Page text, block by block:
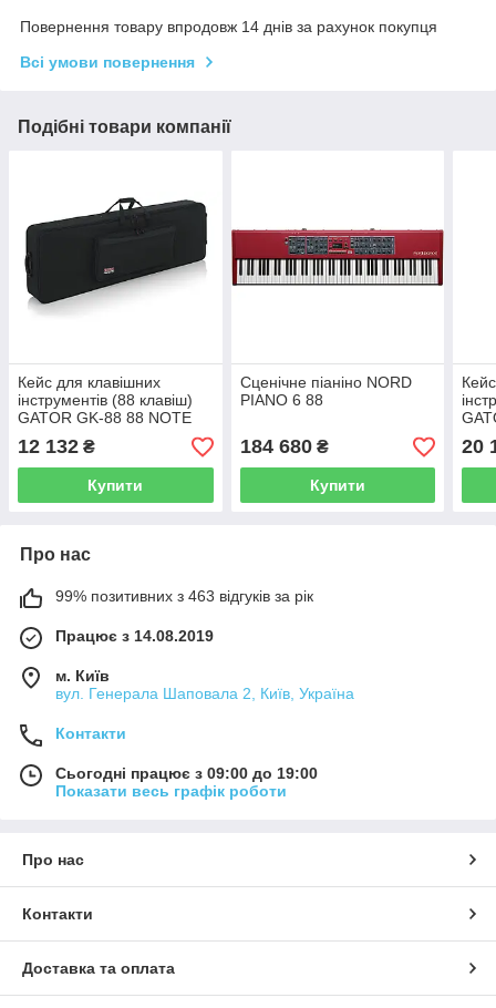
Повернення товару впродовж 14 днів за рахунок покупця
Всі умови повернення
Подібні товари компанії
Кейс для клавішних
інструментів (88 клавіш)
GATOR GK-88 88 NOTE
KEYBOARD CASE
12 132 ₴
Купити
Сценічне піаніно NORD
PIANO 6 88
184 680₴
Купити
W/
20
Про нас
99% позитивних з 463 відгуків за рік
Працює з 14.08.2019
м. Київ
вул. Генерала Шаповала 2, Київ, Україна
Контакти
Сьогодні працює з 09:00 до 19:00
Показати весь графік роботи
Про нас
Контакти
Доставка та оплата